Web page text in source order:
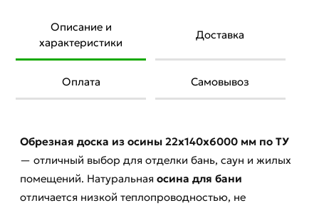
Описание и
характеристики
Доставка
Оплата Самовывоз
Обрезная доска из осины 22х140х6000 мм по ТУ
— отличный выбор для отделки бань, саун и жилых
помещений. Натуральнаяосина для бани
отличается низкой теплопроводностью, не